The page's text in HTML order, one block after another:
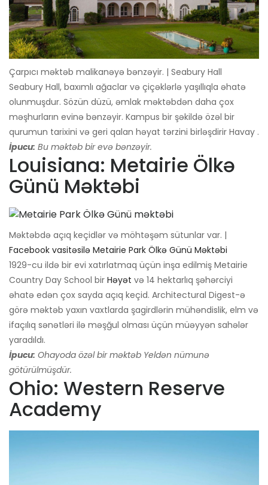
Çarpıcı məktəb malikanəyə bənzəyir. | Seabury Hall
Seabury Hall, baxımlı ağaclar və çiçəklərlə yaşıllıqla əhatə
olunmuşdur. Sözün düzü, əmlak məktəbdən daha çox
məşhurların evinə bənzəyir. Kampus bir şəkildə özəl bir
qurumun tarixini və geri qalan həyat tərzini birləşdirir Havay .
İpucu: Bu məktəb bir evə bənzəyir.
Louisiana: Metairie Ölkə
Günü Məktəbi
Məktəbdə açıq keçidlər və möhtəşəm sütunlar var. |
Facebook vasitəsilə Metairie Park Ölkə Günü Məktəbi
1929-cu ildə bir evi xatırlatmaq üçün inşa edilmiş Metairie
Country Day School bir Həyət və 14 hektarlıq şəhərciyi
əhatə edən çox sayda açıq keçid. Architectural Digest-ə
görə məktəb yaxın vaxtlarda şagirdlərin mühəndislik, elm və
ifaçılıq sənətləri ilə məşğul olması üçün müəyyən sahələr
yaradıldı.
İpucu: Ohayoda özəl bir məktəb Yeldən nümunə
götürülmüşdür.
Ohio: Western Reserve
Academy